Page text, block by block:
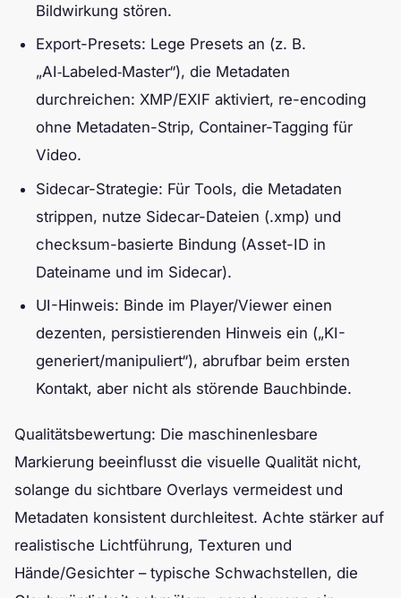
Bildwirkung stören.
Export-Presets: Lege Presets an (z. B.
„AI‑Labeled‑Master“), die Metadaten
durchreichen: XMP/EXIF aktiviert, re-encoding
ohne Metadaten-Strip, Container-Tagging für
Video.
Sidecar-Strategie: Für Tools, die Metadaten
strippen, nutze Sidecar-Dateien (.xmp) und
checksum-basierte Bindung (Asset-ID in
Dateiname und im Sidecar).
UI-Hinweis: Binde im Player/Viewer einen
dezenten, persistierenden Hinweis ein („KI-
generiert/manipuliert“), abrufbar beim ersten
Kontakt, aber nicht als störende Bauchbinde.
Qualitätsbewertung: Die maschinenlesbare
Markierung beeinflusst die visuelle Qualität nicht,
solange du sichtbare Overlays vermeidest und
Metadaten konsistent durchleitest. Achte stärker auf
realistische Lichtführung, Texturen und
Hände/Gesichter – typische Schwachstellen, die